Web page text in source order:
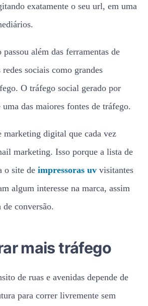
exatamente o seu url, em uma
além das ferramentas de
sociais como grandes
O tráfego social gerado por
das maiores fontes de tráfego.
marketing digital que cada vez
marketing. Isso porque a lista de
o site de impressoras uv visitantes
algum interesse na marca, assim
de conversão.
mais tráfego
de ruas e avenidas depende de
para correr livremente sem